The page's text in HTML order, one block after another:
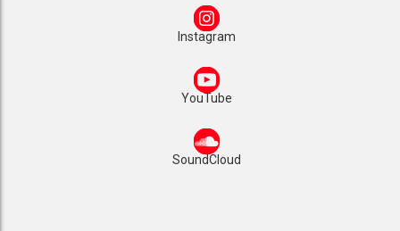
Instagram
YouTube
SoundCloud